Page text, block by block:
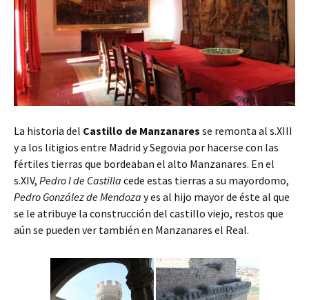
La historia del Castillo de Manzanares se remonta al s.XIII
y a los litigios entre Madrid y Segovia por hacerse con las
fértiles tierras que bordeaban el alto Manzanares. En el
s.XIV, Pedro I de Castilla cede estas tierras a su mayordomo,
Pedro González de Mendoza y es al hijo mayor de éste al que
se le atribuye la construcción del castillo viejo, restos que
aún se pueden ver también en Manzanares el Real.